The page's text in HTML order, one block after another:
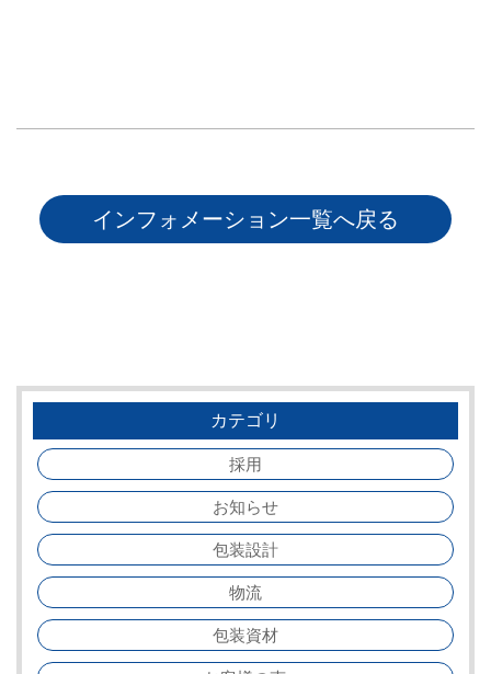
インフォメーション一覧へ戻る
カテゴリ
採用
お知らせ
包装設計
物流
包装資材